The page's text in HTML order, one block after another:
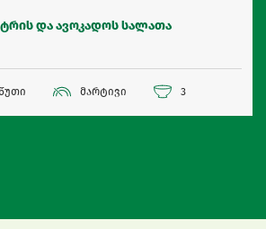
და ავოკადოს სალათა
მარტივი 3